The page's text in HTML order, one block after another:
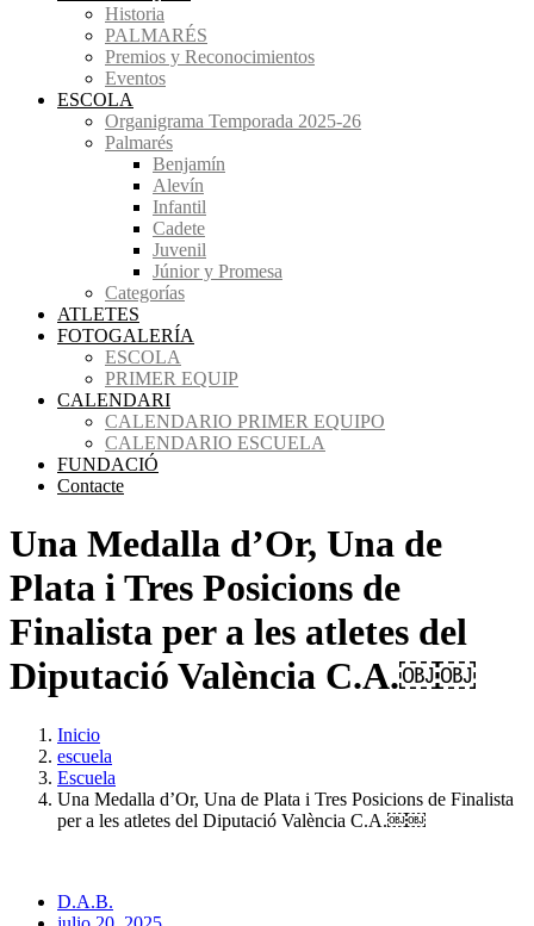
Historia
PALMARÉS
Premios y Reconocimientos
Eventos
ESCOLA
Organigrama Temporada 2025-26
Palmarés
Benjamín
Alevín
Infantil
Cadete
Juvenil
Júnior y Promesa
Categorías
ATLETES
FOTOGALERÍA
ESCOLA
PRIMER EQUIP
CALENDARI
CALENDARIO PRIMER EQUIPO
CALENDARIO ESCUELA
FUNDACIÓ
Contacte
Una Medalla d’Or, Una de
Plata i Tres Posicions de
Finalista per a les atletes del
Diputació València C.A.￼￼
Inicio
escuela
Escuela
Una Medalla d’Or, Una de Plata i Tres Posicions de Finalista
per a les atletes del Diputació València C.A.￼￼
D.A.B.